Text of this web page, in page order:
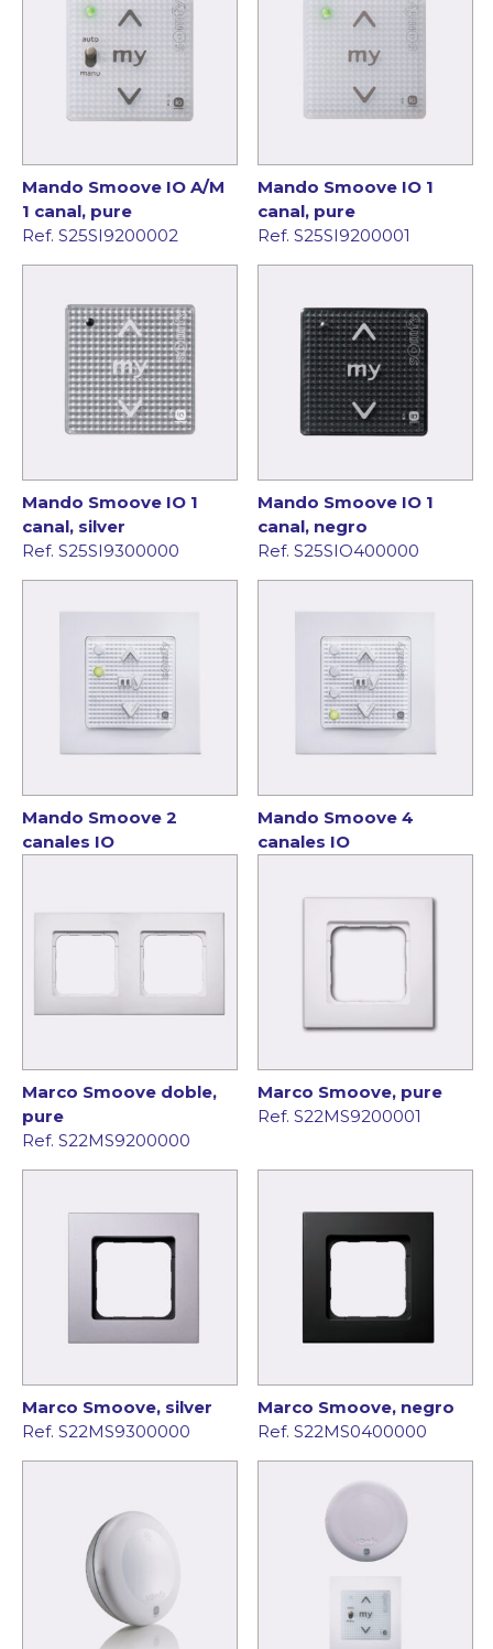
Mando Smoove IO A/M
1 canal, pure
Ref. S25SI9200002
Mando Smoove IO 1
canal, pure
Ref. S25SI9200001
Mando Smoove IO 1
canal, silver
Ref. S25SI9300000
Mando Smoove IO 1
canal, negro
Ref. S25SIO400000
Mando Smoove 2
canales IO
Mando Smoove 4
canales IO
Marco Smoove doble,
pure
Ref. S22MS9200000
Marco Smoove, pure
Ref. S22MS9200001
Marco Smoove, silver
Ref. S22MS9300000
Marco Smoove, negro
Ref. S22MS0400000